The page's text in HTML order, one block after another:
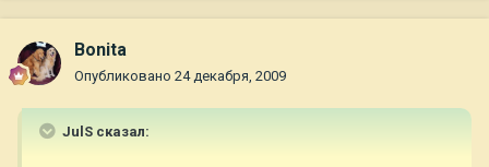
Bonita
Опубликовано 24 декабря, 2009
JulS сказал: